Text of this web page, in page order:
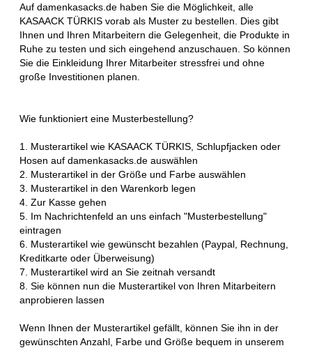
Auf damenkasacks.de haben Sie die Möglichkeit, alle
KASAACK TÜRKIS vorab als Muster zu bestellen. Dies gibt
Ihnen und Ihren Mitarbeitern die Gelegenheit, die Produkte in
Ruhe zu testen und sich eingehend anzuschauen. So können
Sie die Einkleidung Ihrer Mitarbeiter stressfrei und ohne
große Investitionen planen.
Wie funktioniert eine Musterbestellung?
1. Musterartikel wie KASAACK TÜRKIS, Schlupfjacken oder
Hosen auf damenkasacks.de auswählen
2. Musterartikel in der Größe und Farbe auswählen
3. Musterartikel in den Warenkorb legen
4. Zur Kasse gehen
5. Im Nachrichtenfeld an uns einfach "Musterbestellung"
eintragen
6. Musterartikel wie gewünscht bezahlen (Paypal, Rechnung,
Kreditkarte oder Überweisung)
7. Musterartikel wird an Sie zeitnah versandt
8. Sie können nun die Musterartikel von Ihren Mitarbeitern
anprobieren lassen
Wenn Ihnen der Musterartikel gefällt, können Sie ihn in der
gewünschten Anzahl, Farbe und Größe bequem in unserem